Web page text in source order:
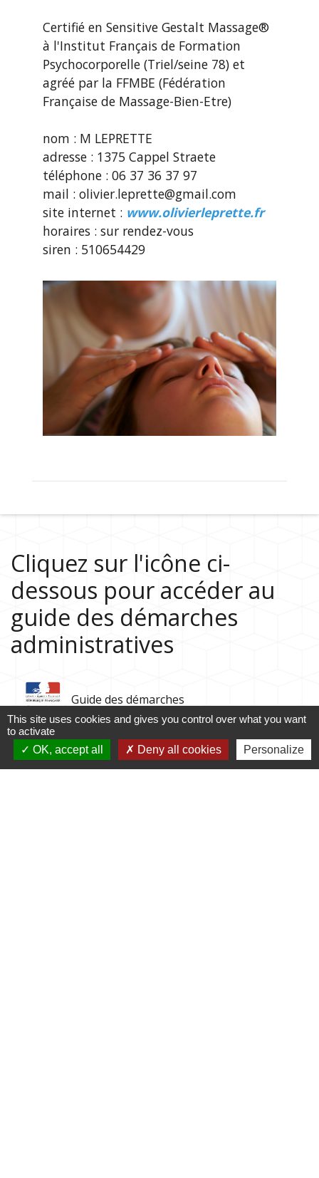
Certifié en Sensitive Gestalt Massage®
à l'Institut Français de Formation
Psychocorporelle (Triel/seine 78) et
agréé par la FFMBE (Fédération
Française de Massage-Bien-Etre)
nom : M LEPRETTE
adresse : 1375 Cappel Straete
téléphone : 06 37 36 37 97
mail : olivier.leprette@gmail.com
site internet : www.olivierleprette.fr
horaires : sur rendez-vous
siren : 510654429
Cliquez sur l'icône ci-
dessous pour accéder au
guide des démarches
administratives
Guide des démarches
This site uses cookies and gives you control over what you want
to activate
OK, accept all
Deny all cookies Personalize